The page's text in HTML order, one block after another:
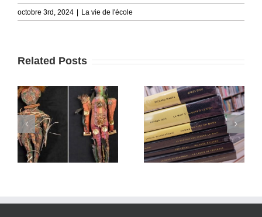
octobre 3rd, 2024 La vie de l'école
Related Posts
JUILLET 2026 | UNE
BALADE LITTÉRAIRE
EN HISTOIRE DE
L’ART